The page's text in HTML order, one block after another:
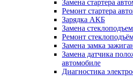
Замена стартера
Ремонт стартера
Зарядка АКБ
Замена
Ремонт
Замена замка
Замена датчика
автомобиле
Диагностика